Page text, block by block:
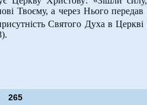
Твоєму, а через Нього
Святого Духа в
265